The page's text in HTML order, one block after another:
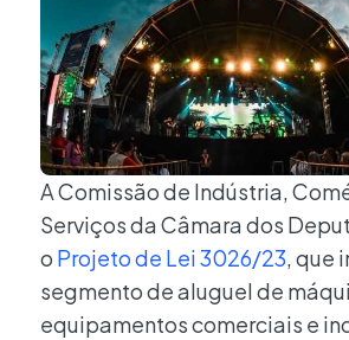
A Comissão de Indústria,
Serviços da Câmara dos
o Projeto de Lei 3026/23, que
segmento de aluguel de
equipamentos comerciais e